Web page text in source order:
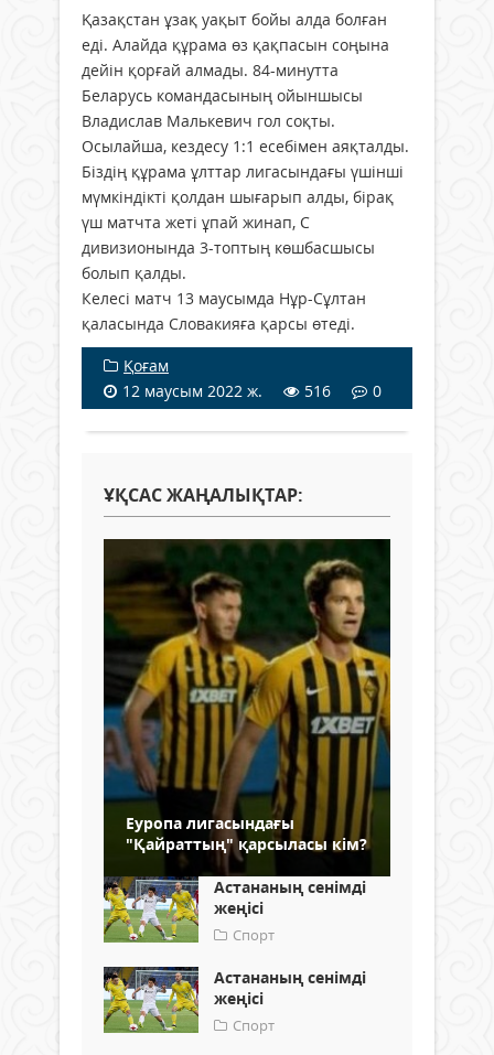
Қазақстан ұзақ уақыт бойы алда болған
еді. Алайда құрама өз қақпасын соңына
дейін қорғай алмады. 84-минутта
Беларусь командасының ойыншысы
Владислав Малькевич гол соқты.
Осылайша, кездесу 1:1 есебімен аяқталды.
Біздің құрама ұлттар лигасындағы үшінші
мүмкіндікті қолдан шығарып алды, бірақ
үш матчта жеті ұпай жинап, С
дивизионында 3-топтың көшбасшысы
болып қалды.
Келесі матч 13 маусымда Нұр-Сұлтан
қаласында Словакияға қарсы өтеді.
Қоғам
12 маусым 2022 ж.
516 0
ҰҚСАС ЖАҢАЛЫҚТАР:
Еуропа лигасындағы
"Қайраттың" қарсыласы кім?
Астананың сенімді
жеңісі
Спорт
Астананың сенімді
жеңісі
Спорт